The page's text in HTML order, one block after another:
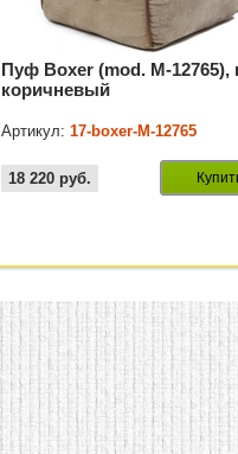
Пуф Boxer (mod. М-12765),
коричневый
Артикул:17-boxer-M-12765
18 220 руб.